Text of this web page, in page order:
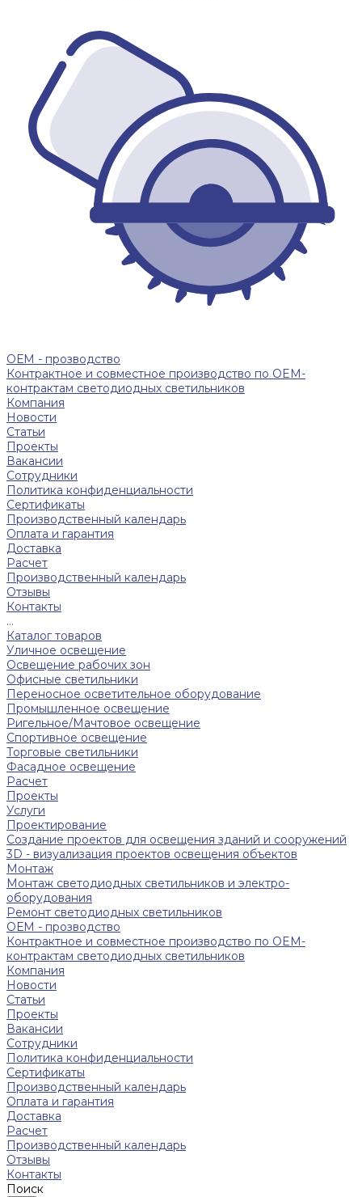
ОЕМ - прозводство
Контрактное и совместное производство по OEM-
контрактам светодиодных светильников
Компания
Новости
Статьи
Проекты
Вакансии
Сотрудники
Политика конфиденциальности
Сертификаты
Производственный календарь
Оплата и гарантия
Доставка
Расчет
Производственный календарь
Отзывы
Контакты
...
Каталог товаров
Уличное освещение
Освещение рабочих зон
Офисные светильники
Переносное осветительное оборудование
Промышленное освещение
Ригельное/Мачтовое освещение
Спортивное освещение
Торговые светильники
Фасадное освещение
Расчет
Проекты
Услуги
Проектирование
Создание проектов для освещения зданий и сооружений
3D - визуализация проектов освещения объектов
Монтаж
Монтаж светодиодных светильников и электро-
оборудования
Ремонт светодиодных светильников
ОЕМ - прозводство
Контрактное и совместное производство по OEM-
контрактам светодиодных светильников
Компания
Новости
Статьи
Проекты
Вакансии
Сотрудники
Политика конфиденциальности
Сертификаты
Производственный календарь
Оплата и гарантия
Доставка
Расчет
Производственный календарь
Отзывы
Контакты
Поиск